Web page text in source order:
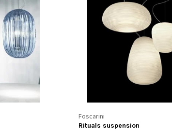
Foscarini
Rituals suspension